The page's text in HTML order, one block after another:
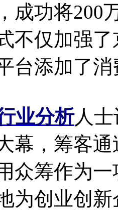
成功将200
不仅加强
台添加了
业分析人
幕，筹客
众筹作为
为创业创